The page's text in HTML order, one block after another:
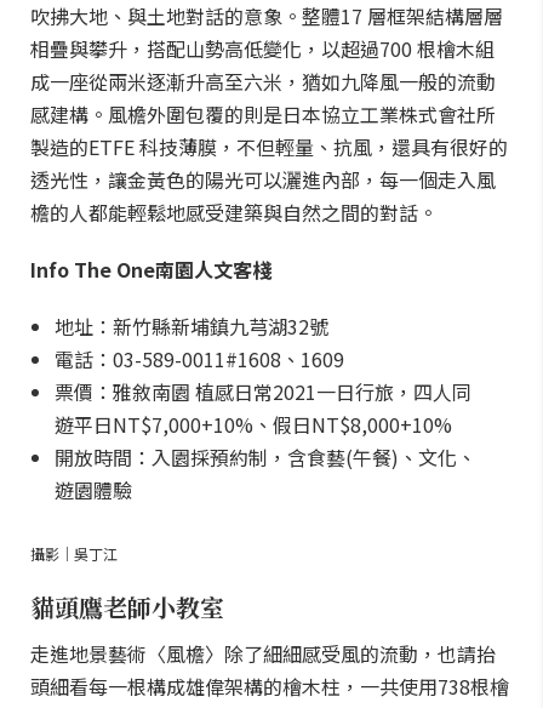
吹拂大地、與土地對話的意象。整體17 層框架結構層層
相疊與攀升，搭配山勢高低變化，以超過700 根檜木組
成一座從兩米逐漸升高至六米，猶如九降風一般的流動
感建構。風檐外圍包覆的則是日本協立工業株式會社所
製造的ETFE 科技薄膜，不但輕量、抗風，還具有很好的
透光性，讓金黃色的陽光可以灑進內部，每一個走入風
檐的人都能輕鬆地感受建築與自然之間的對話。
Info The One南園人文客棧
地址：新竹縣新埔鎮九芎湖32號
電話：03-589-0011#1608、1609
票價：雅敘南園 植感日常2021一日行旅，四人同
遊平日NT$7,000+10%、假日NT$8,000+10%
開放時間：入園採預約制，含食藝(午餐)、文化、
遊園體驗
攝影｜吳丁江
貓頭鷹老師小教室
走進地景藝術〈風檐〉除了細細感受風的流動，也請抬
頭細看每一根構成雄偉架構的檜木柱，一共使用738根檜